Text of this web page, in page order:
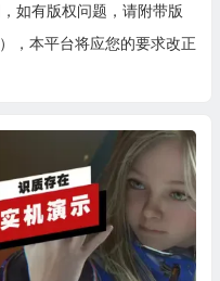
如有版权问题，请附带版
，本平台将应您的要求改正